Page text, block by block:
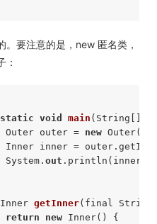
。要注意的是，new 匿名类，
：
static void main (String[]
			Outer outer =
new
Inner inner =
			System.
out
Inner getInner(final String
return
new Inner() {